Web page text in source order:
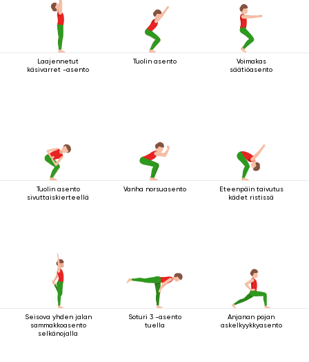
Laajennetut
käsivarret -asento
Tuolin asento
Voimakas
säätiöasento
Tuolin asento
sivuttaiskierteellä
Vanha norsuasento
Eteenpäin taivutus
kädet ristissä
Seisova yhden jalan
sammakkoasento
selkänojalla
Soturi 3 -asento
tuella
Anjanan pojan
askelkyykkyasento